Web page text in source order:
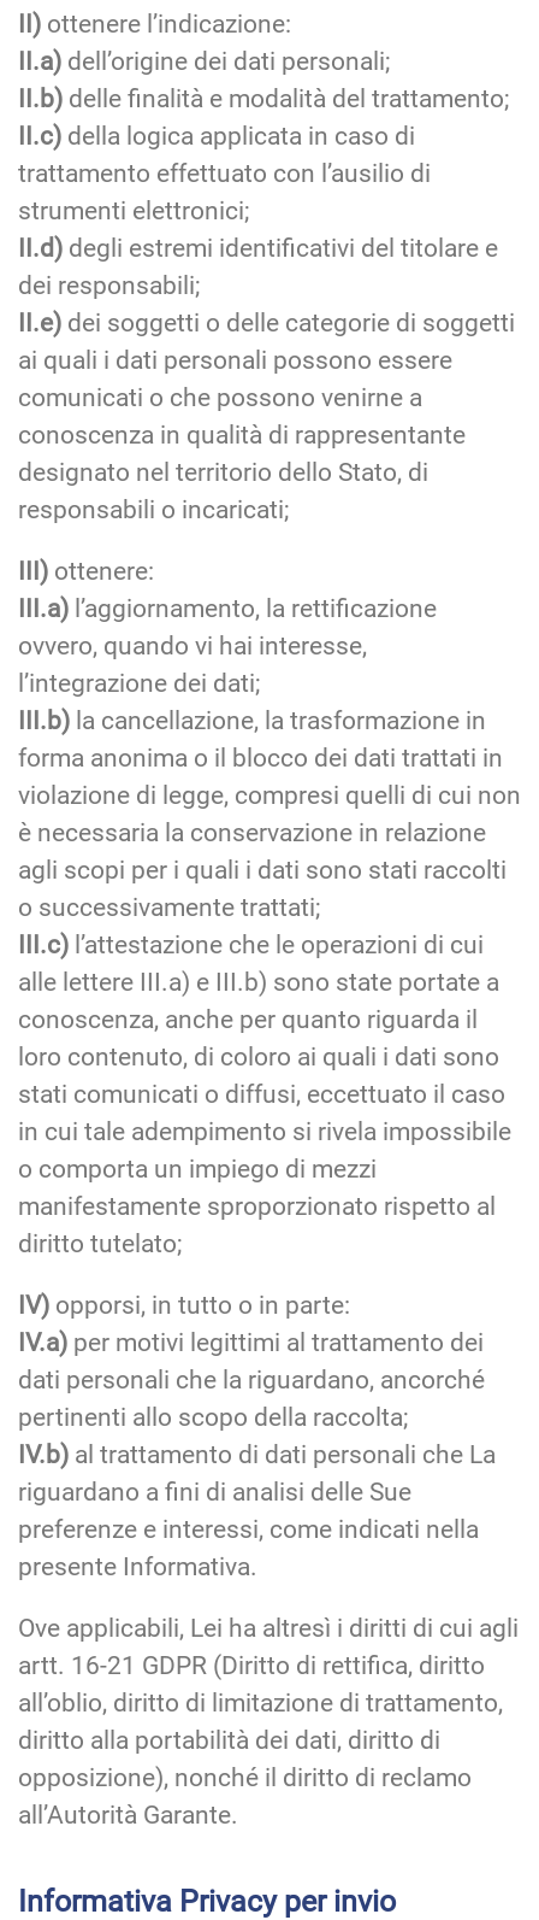
II) ottenere l’indicazione:
II.a) dell’origine dei dati personali;
II.b) delle finalità e modalità del trattamento;
II.c) della logica applicata in caso di
trattamento effettuato con l’ausilio di
strumenti elettronici;
II.d) degli estremi identificativi del titolare e
dei responsabili;
II.e) dei soggetti o delle categorie di soggetti
ai quali i dati personali possono essere
comunicati o che possono venirne a
conoscenza in qualità di rappresentante
designato nel territorio dello Stato, di
responsabili o incaricati;
III) ottenere:
III.a) l’aggiornamento, la rettificazione
ovvero, quando vi hai interesse,
l’integrazione dei dati;
III.b) la cancellazione, la trasformazione in
forma anonima o il blocco dei dati trattati in
violazione di legge, compresi quelli di cui non
è necessaria la conservazione in relazione
agli scopi per i quali i dati sono stati raccolti
o successivamente trattati;
III.c) l’attestazione che le operazioni di cui
alle lettere III.a) e III.b) sono state portate a
conoscenza, anche per quanto riguarda il
loro contenuto, di coloro ai quali i dati sono
stati comunicati o diffusi, eccettuato il caso
in cui tale adempimento si rivela impossibile
o comporta un impiego di mezzi
manifestamente sproporzionato rispetto al
diritto tutelato;
IV) opporsi, in tutto o in parte:
IV.a) per motivi legittimi al trattamento dei
dati personali che la riguardano, ancorché
pertinenti allo scopo della raccolta;
IV.b) al trattamento di dati personali che La
riguardano a fini di analisi delle Sue
preferenze e interessi, come indicati nella
presente Informativa.
Ove applicabili, Lei ha altresì i diritti di cui agli
artt. 16-21 GDPR (Diritto di rettifica, diritto
all’oblio, diritto di limitazione di trattamento,
diritto alla portabilità dei dati, diritto di
opposizione), nonché il diritto di reclamo
all’Autorità Garante.
Informativa Privacy per invio